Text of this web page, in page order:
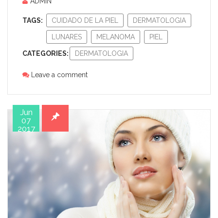
TAGS: CUIDADO DE LA PIEL DERMATOLOGIA
LUNARES MELANOMA PIEL
CATEGORIES: DERMATOLOGIA
Leave a comment
Jun
07
2017